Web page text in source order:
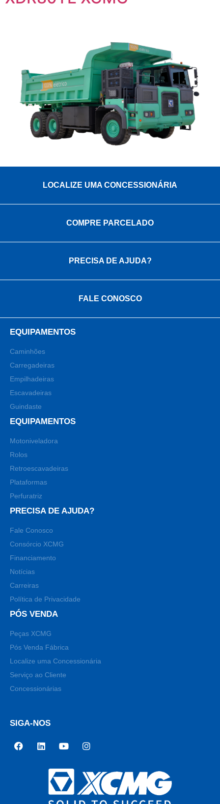
LOCALIZE UMA CONCESSIONÁRIA
COMPRE PARCELADO
PRECISA DE AJUDA?
FALE CONOSCO
EQUIPAMENTOS
Caminhões
Carregadeiras
Empilhadeiras
Escavadeiras
Guindaste
EQUIPAMENTOS
Motoniveladora
Rolos
Retroescavadeiras
Plataformas
Perfuratriz
PRECISA DE AJUDA?
Fale Conosco
Consórcio XCMG
Financiamento
Notícias
Carreiras
Política de Privacidade
PÓS VENDA
Peças XCMG
Pós Venda Fábrica
Localize uma Concessionária
Serviço ao Cliente
Concessionárias
SIGA-NOS